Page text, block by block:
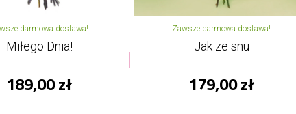
darmowa dostawa!
Miłego Dnia!
189,00 zł
Zawsze darmowa dostawa!
Jak ze snu
179,00 zł